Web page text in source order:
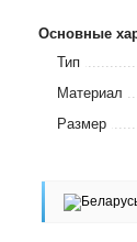
Основные
Тип
Материал
Размер